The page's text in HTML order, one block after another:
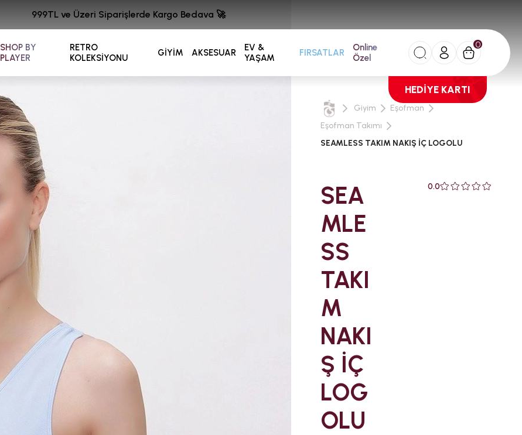
SHOP BY
PLAYER
RETRO
KOLEKSİYONU
GİYİM AKSESUAR
EV &
YAŞAM
FIRSATLAR
Online
Özel
0
HEDİYE KARTI
999TL ve Üzeri Siparişlerde Kargo Bedava 🚀
Giyim
Eşofman
Eşofman Takımı
SEAMLESS TAKIM NAKIŞ İÇ LOGOLU
SEA
MLE
SS
TAKI
M
NAKI
Ş İÇ
LOG
OLU
0.0